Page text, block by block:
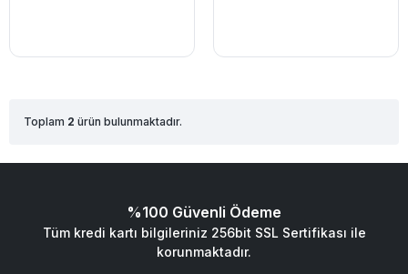
Toplam 2 ürün bulunmaktadır.
%100 Güvenli Ödeme
Tüm kredi kartı bilgileriniz 256bit SSL Sertifikası ile
korunmaktadır.